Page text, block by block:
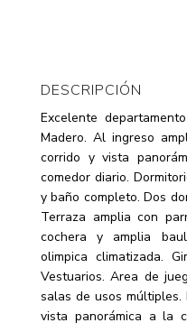
DESCRIPCIÓN
Excelente
Madero. Al ingreso
corrido y vista
comedor diario.
y baño completo. Dos
Terraza amplia con
cochera y amplia
olimpica climatizada.
Vestuarios. Area de
salas de usos
vista panorámica a la